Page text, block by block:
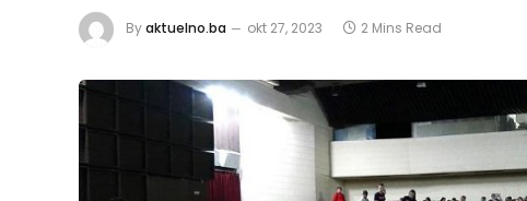
Byaktuelno.ba okt 27, 2023 2 Mins Read